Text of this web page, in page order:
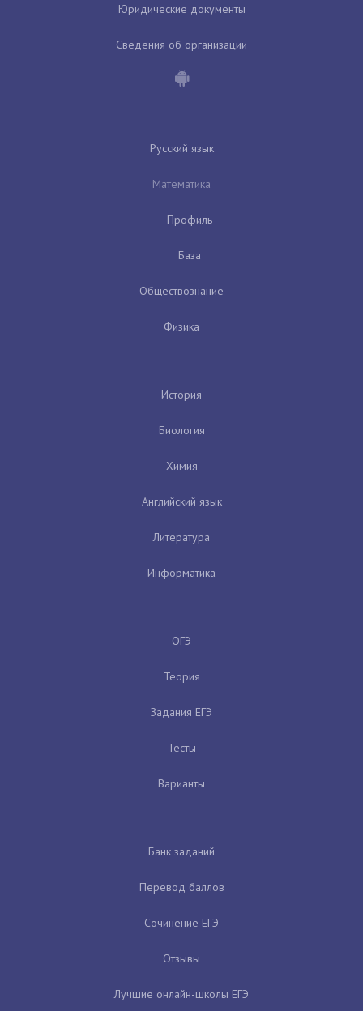
Юридические документы
Сведения об организации
Русский язык
Математика
Профиль
База
Обществознание
Физика
История
Биология
Химия
Английский язык
Литература
Информатика
ОГЭ
Теория
Задания ЕГЭ
Тесты
Варианты
Банк заданий
Перевод баллов
Сочинение ЕГЭ
Отзывы
Лучшие онлайн-школы ЕГЭ